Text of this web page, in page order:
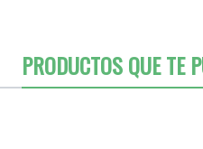
PRODUCTOS QUE TE